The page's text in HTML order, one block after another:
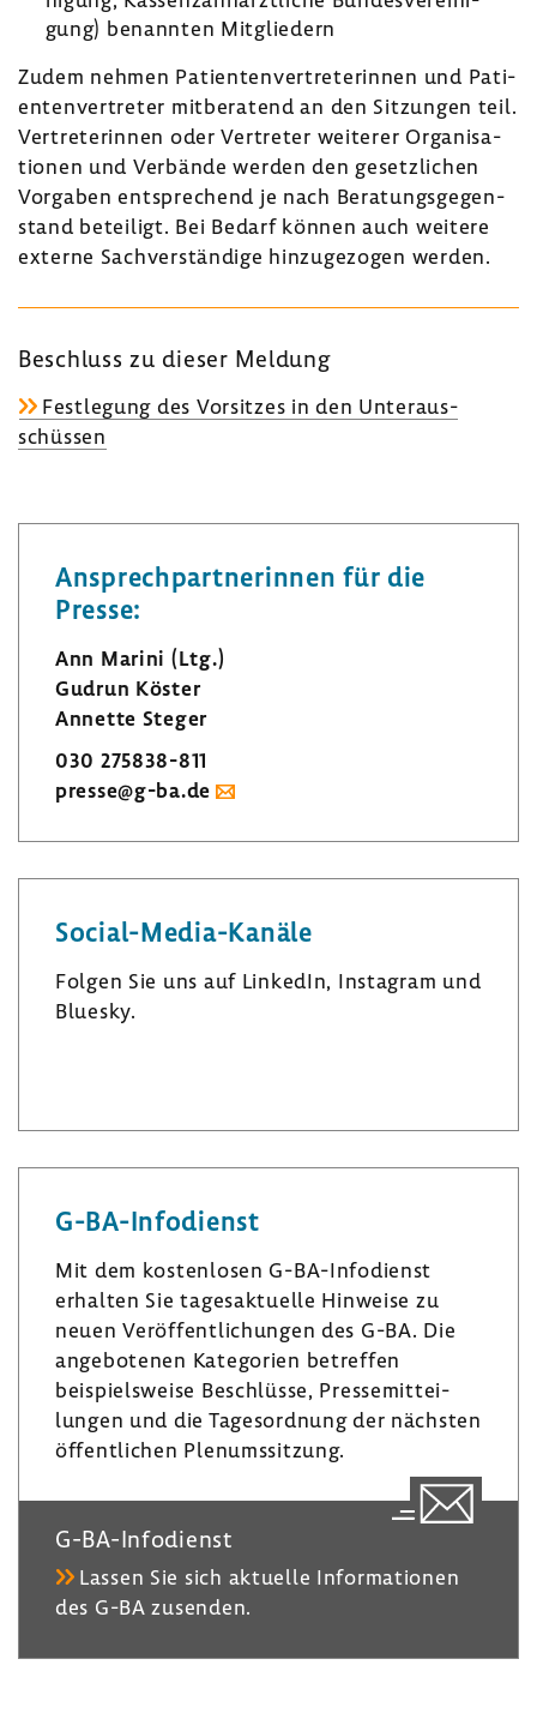
gung) benannten Mitglie­dern
Zudem nehmen Pati­en­ten­ver­tre­te­rinnen und Pati­
en­ten­ver­treter mitbe­ra­tend an den Sitzungen teil.
Vertre­te­rinnen oder Vertreter weiterer Orga­ni­sa­
tionen und Verbände werden den gesetz­li­chen
Vorgaben entspre­chend je nach Bera­tungs­ge­gen­
stand betei­ligt. Bei Bedarf können auch weitere
externe Sach­ver­stän­dige hinzu­ge­zogen werden.
Beschluss zu dieser Meldung
Fest­le­gung des Vorsitzes in den Unter­aus­
schüssen
Ansprech­part­ne­rinnen für die
Presse:
Ann Marini (Ltg.)
Gudrun Köster
Annette Steger
030 275838-​811
presse@g-ba.de
Social-​Media-Kanäle
Folgen Sie uns auf LinkedIn, Insta­gram und
Bluesky.
n
k
d
n
s
t
­
r
a
m
u
e
k
G-​BA-Infodienst
Mit dem kosten­losen G-​BA-Infodienst
erhalten Sie tages­ak­tu­elle Hinweise zu
neuen Veröf­fent­li­chungen des G-BA. Die
ange­bo­tenen Kate­go­rien betreffen
beispiels­weise Beschlüsse, Pres­se­mit­tei­
lungen und die Tages­ord­nung der nächsten
öffent­li­chen Plenumssit­zung.
G-​BA-Infodienst
Lassen Sie sich aktu­elle Infor­ma­tionen
des G-BA zusenden.